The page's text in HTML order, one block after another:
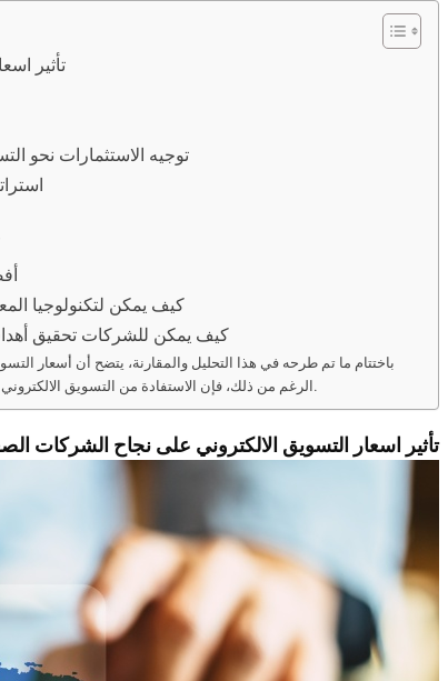
تأثير
توجيه الاستثمارات نحو
كيف يمكن لتكنولوجيا
كيف يمكن للشركات تحقيق
باختتام ما تم طرحه في هذا التحليل والمقارنة، يتضح أن أسعار
الرغم من ذلك، فإن الاستفادة من التسويق الالكتروني تبقى مهمة وضرورية لنجاح الأعمال التجارية في العصر الحديث.
تأثير اسعار التسويق الالكتروني على نجاح الشركات